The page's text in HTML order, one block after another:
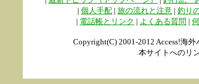
| 個人手配 | 旅の流れと注意 | 釣り
| 電話帳とリンク | よくある質問 |
Copyright(C) 2001-2012 Access!海
本サイトへのリ